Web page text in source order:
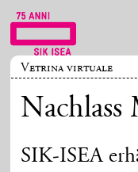
Vetrina virtuale
SIK-ISEA